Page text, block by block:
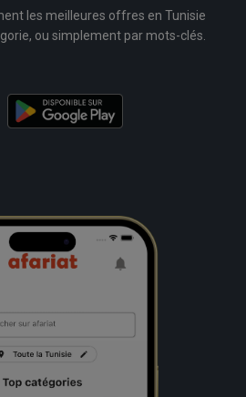
les meilleures offres en Tunisie
ou simplement par mots-clés.